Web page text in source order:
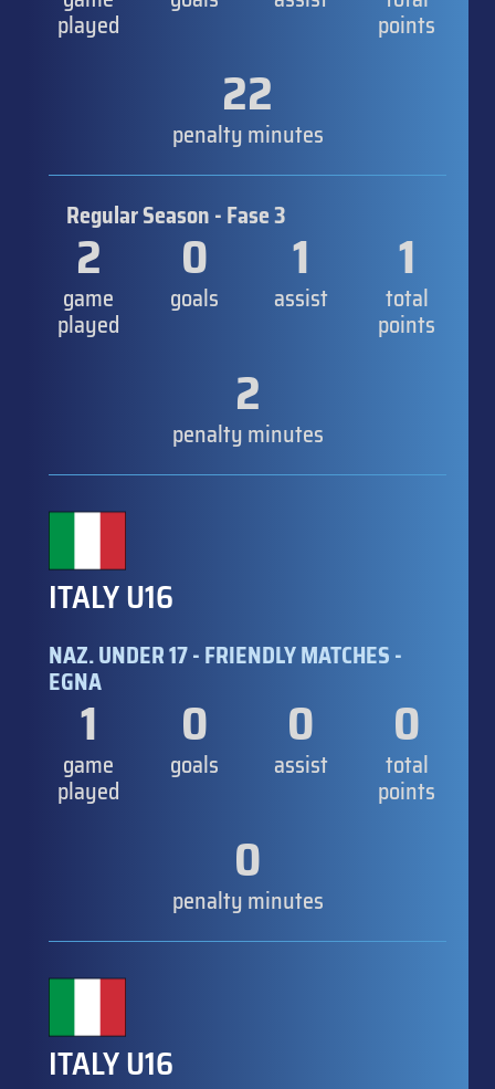
played points
22
penalty minutes
Regular Season - Fase 3
2
game
played
0
goals
1
assist
1
total
points
2
penalty minutes
ITALY U16
NAZ. UNDER 17 - FRIENDLY MATCHES -
EGNA
1
game
played
0
goals
0
assist
0
total
points
0
penalty minutes
ITALY U16